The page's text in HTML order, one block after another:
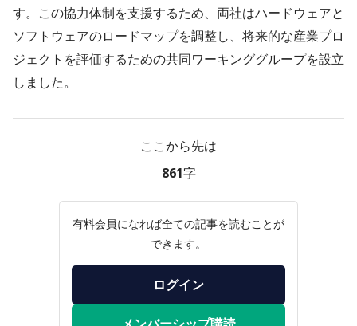
す。この協力体制を支援するため、両社はハードウェアと
ソフトウェアのロードマップを調整し、将来的な産業プロ
ジェクトを評価するための共同ワーキンググループを設立
しました。
ここから先は
861字
有料会員になれば全ての記事を読むことが
できます。
ログイン